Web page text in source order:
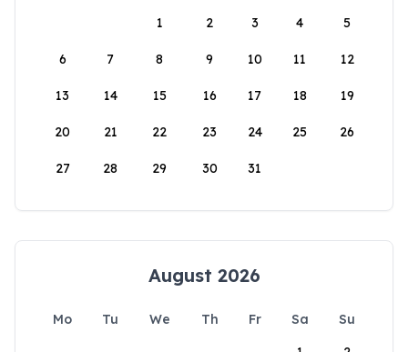
1
2 3 4 5
6 7 8 9 10 11 12
13 14 15 16 17 18 19
20 21 22 23 24 25 26
27 28 29 30 31
August 2026
Mo Tu We Th Fr Sa
Su